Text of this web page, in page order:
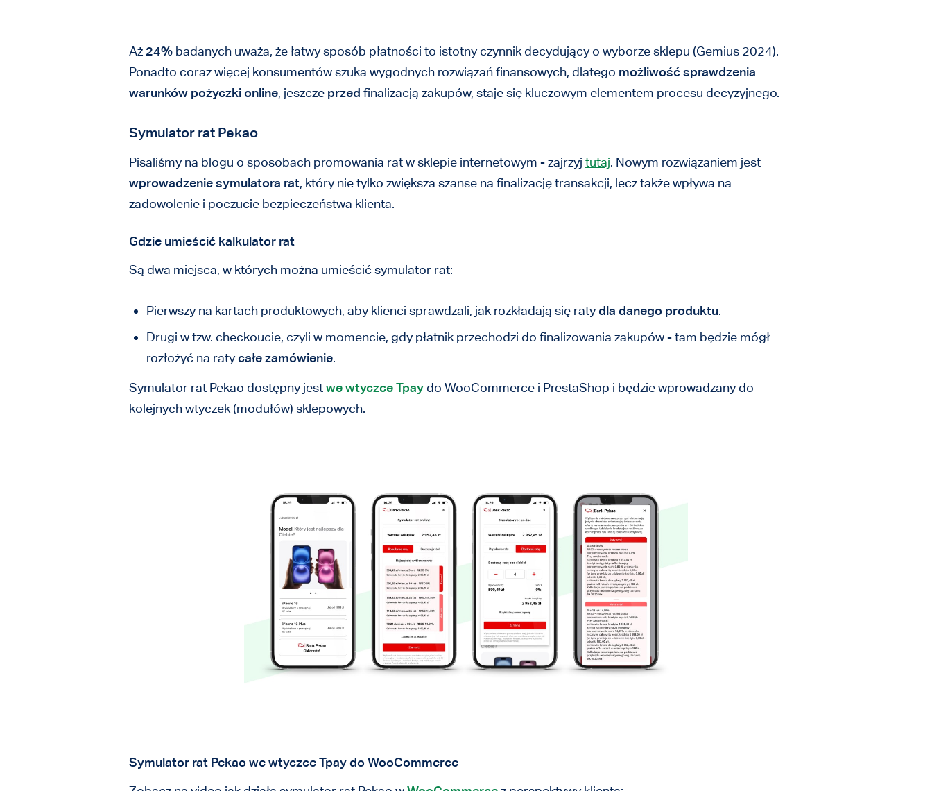
Aż 24%badanych uważa, że łatwy sposób płatności to istotny czynnik decydujący o wyborze sklepu (Gemius 2024).
Ponadto coraz więcej konsumentów szuka wygodnych rozwiązań finansowych, dlatego możliwość sprawdzenia
warunków pożyczki online, jeszcze przed finalizacją zakupów, staje się kluczowym elementem procesu decyzyjnego.
Symulator rat Pekao
Pisaliśmy na blogu o sposobach promowania rat w sklepie internetowym - zajrzyj tutaj. Nowym rozwiązaniem jest
wprowadzenie symulatora rat, który nie tylko zwiększa szanse na finalizację transakcji, lecz także wpływa na
zadowolenie i poczucie bezpieczeństwa klienta.
Gdzie umieścić kalkulator rat
Są dwa miejsca, w których można umieścić symulator rat:
Pierwszy na kartach produktowych, aby klienci sprawdzali, jak rozkładają się ratydla danego produktu.
Drugi w tzw. checkoucie, czyli w momencie, gdy płatnik przechodzi do finalizowania zakupów - tam będzie mógł
rozłożyć na ratycałe zamówienie.
Symulator rat Pekao dostępny jestwe wtyczce Tpaydo WooCommerce i PrestaShop i będzie wprowadzany do
kolejnych wtyczek (modułów) sklepowych.
Symulator rat Pekao we wtyczce Tpay do WooCommerce